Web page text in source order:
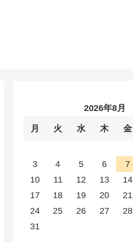
2026年8月
月 火 水 木 金
3
4 5 6 7
10
11 12 13 14
17
18 19 20 21
24
25 26 27 28
31